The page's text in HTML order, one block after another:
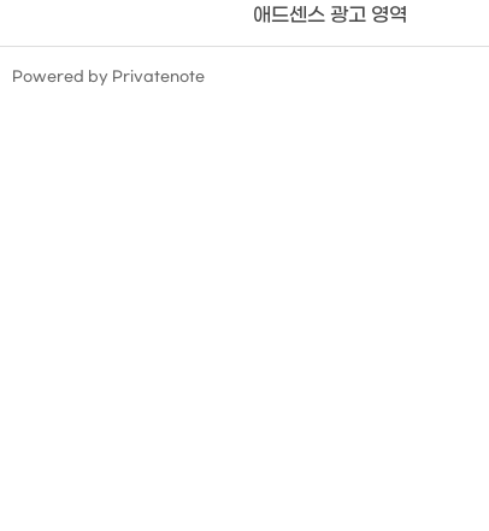
애드센스 광고 영역
Powered by Privatenote
TistoryWhaleSkin3.4